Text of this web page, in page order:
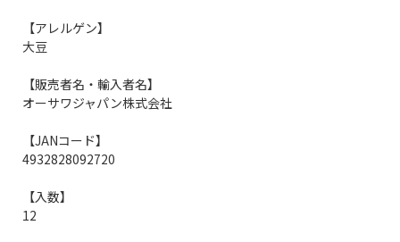
【アレルゲン】
大豆
【販売者名・輸入者名】
オーサワジャパン株式会社
【JANコード】
4932828092720
【入数】
12